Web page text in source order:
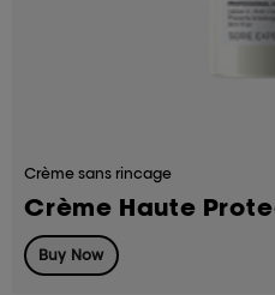
Crème sans rincage
Crème Haute
Buy Now